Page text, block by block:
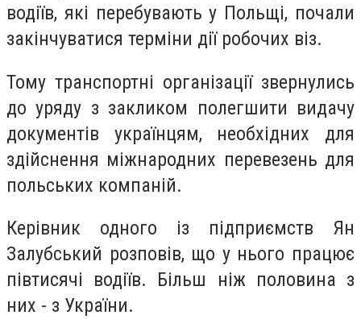
водіїв, які перебувають у Польщі, почали
закінчуватися терміни дії робочих віз.
Тому транспортні організації звернулись
до уряду з закликом полегшити видачу
документів українцям, необхідних для
здійснення міжнародних перевезень для
польських компаній.
Керівник одного із підприємств Ян
Залубський розповів, що у нього працює
півтисячі водіїв. Більш ніж половина з
них - з України.